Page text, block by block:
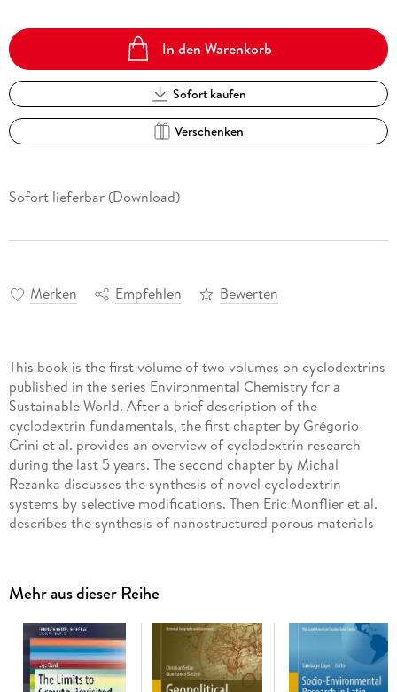
In den Warenkorb
Sofort kaufen
Verschenken
Sofort lieferbar (Download)
Merken Empfehlen Bewerten
This book is the first volume of two volumes on cyclodextrins
published in the series Environmental Chemistry for a
Sustainable World. After a brief description of the
cyclodextrin fundamentals, the first chapter by Grégorio
Crini et al. provides an overview of cyclodextrin research
during the last 5 years. The second chapter by Michal
Rezanka discusses the synthesis of novel cyclodextrin
systems by selective modifications. Then Eric Monflier et al.
describes the synthesis of nanostructured porous materials
chapter 4 by Daniel Hadaruga et al. Experimental methods
for measuring binding constants of cyclodextrin inclusion
compounds are presented by David Landy. The second
volume reviews cyclodextrin applications in medicine, food,
environment and liquid crystals.
Mehr aus dieser Reihe